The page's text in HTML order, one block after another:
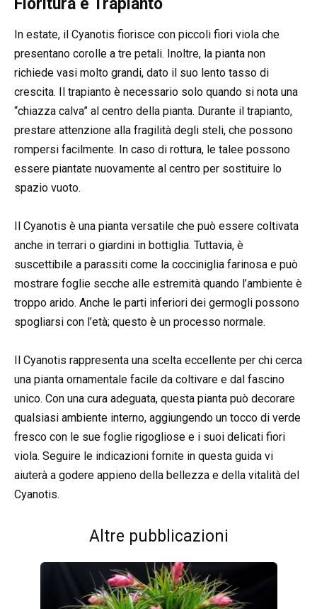
In estate, il Cyanotis fiorisce con piccoli fiori viola che
presentano corolle a tre petali. Inoltre, la pianta non
richiede vasi molto grandi, dato il suo lento tasso di
crescita. Il trapianto è necessario solo quando si nota una
“chiazza calva” al centro della pianta. Durante il trapianto,
prestare attenzione alla fragilità degli steli, che possono
rompersi facilmente. In caso di rottura, le talee possono
essere piantate nuovamente al centro per sostituire lo
spazio vuoto.
Il Cyanotis è una pianta versatile che può essere coltivata
anche in terrari o giardini in bottiglia. Tuttavia, è
suscettibile a parassiti come la cocciniglia farinosa e può
mostrare foglie secche alle estremità quando l’ambiente è
troppo arido. Anche le parti inferiori dei germogli possono
spogliarsi con l’età; questo è un processo normale.
Il Cyanotis rappresenta una scelta eccellente per chi cerca
una pianta ornamentale facile da coltivare e dal fascino
unico. Con una cura adeguata, questa pianta può decorare
qualsiasi ambiente interno, aggiungendo un tocco di verde
fresco con le sue foglie rigogliose e i suoi delicati fiori
viola. Seguire le indicazioni fornite in questa guida vi
aiuterà a godere appieno della bellezza e della vitalità del
Cyanotis.
Altre pubblicazioni